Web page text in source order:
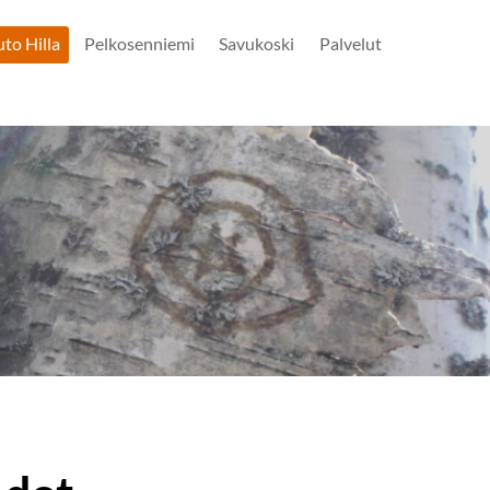
Hilla Pelkosenniemi Savukoski Palvelut